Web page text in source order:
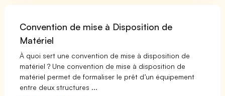
Convention de mise à Disposition de
Matériel
À quoi sert une convention de mise à disposition de
matériel ? Une convention de mise à disposition de
matériel permet de formaliser le prêt d’un équipement
entre deux structures ...